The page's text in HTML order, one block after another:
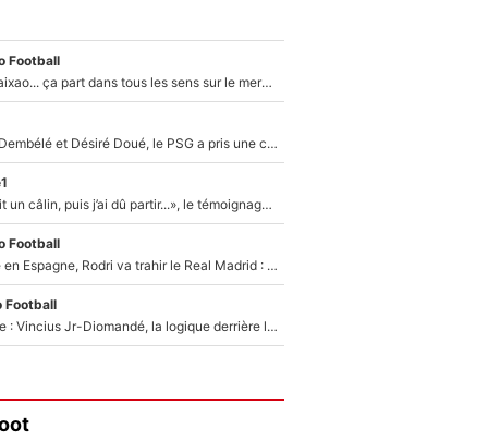
Football
Medina, Rulli, Paixao... ça part dans tous les sens sur le mercato de l'OM : Frank McCourt va enfin récupérer l'argent qu'il attend ?
Sans Ousmane Dembélé et Désiré Doué, le PSG a pris une correction face à Majorque : Luis Enrique attend avec impatience des renforts !
F1 : « Je lui ai fait un câlin, puis j’ai dû partir...», le témoignage émouvant de Max Verstappen sur sa fille
Football
Coup de théâtre en Espagne, Rodri va trahir le Real Madrid : Le Ballon d'Or a choisi de signer au FC Barcelone !
Football
Mercato Analyse : Vincius Jr-Diomandé, la logique derrière la concordance des temps